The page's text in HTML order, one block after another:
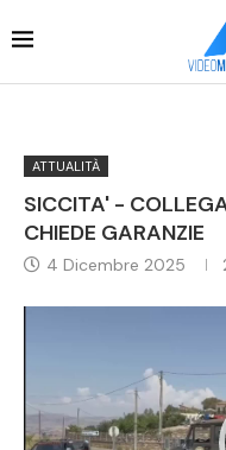
ATTUALITÀ
SICCITA' -
CHIEDE GARANZIE
4 Dicembre 2025